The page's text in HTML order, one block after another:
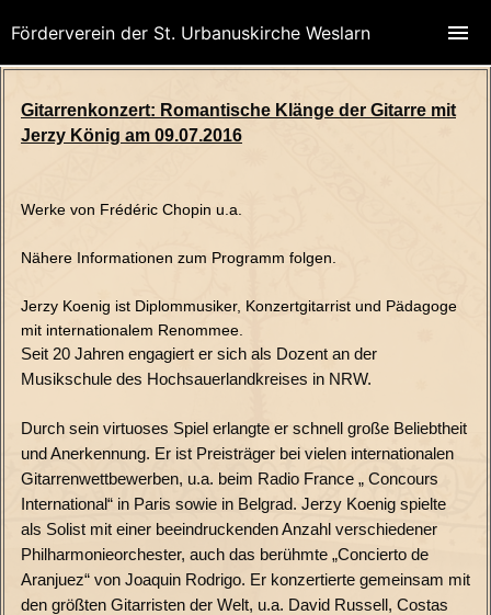
Gitarrenkonzert: Romantische Klänge der Gitarre mit
Jerzy König am 09.07.2016
Werke von Frédéric Chopin u.a.
Nähere Informationen zum Programm folgen.
Jerzy Koenig ist Diplommusiker, Konzertgitarrist und Pädagoge
mit internationalem Renommee.
Seit 20 Jahren engagiert er sich als Dozent an der
Musikschule des Hochsauerlandkreises in NRW.
Durch sein virtuoses Spiel erlangte er schnell große Beliebtheit
und Anerkennung. Er ist Preisträger bei vielen internationalen
Gitarrenwettbewerben, u.a. beim Radio France „ Concours
International“ in Paris sowie in Belgrad. Jerzy Koenig spielte
als Solist mit einer beeindruckenden Anzahl verschiedener
Philharmonieorchester, auch das berühmte „Concierto de
Aranjuez“ von Joaquin Rodrigo. Er konzertierte gemeinsam mit
den größten Gitarristen der Welt, u.a. David Russell, Costas
Förderverein der St. Urbanuskirche Weslarn